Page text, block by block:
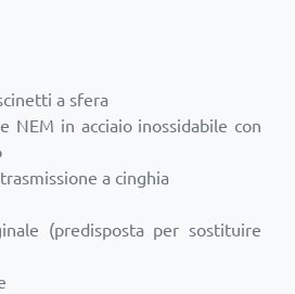
a sfera
NEM in acciaio inossidabile con
a cinghia
(predisposta per sostituire